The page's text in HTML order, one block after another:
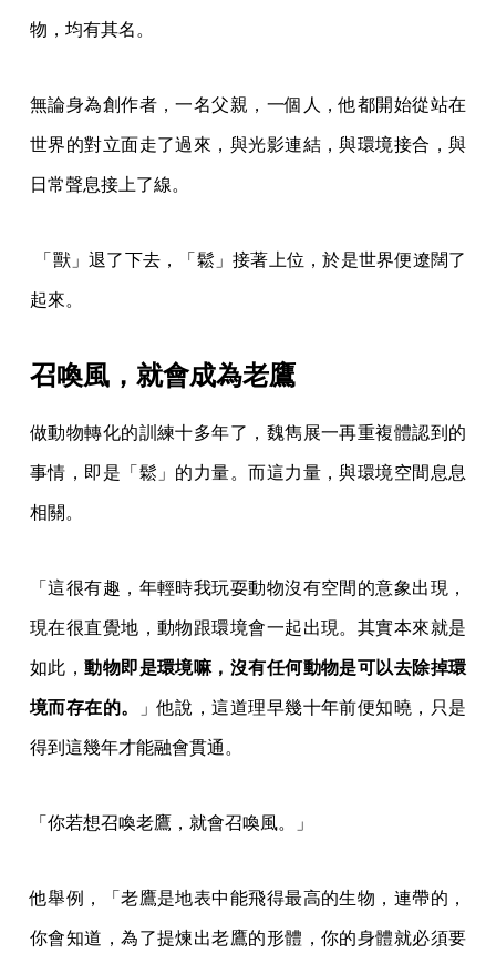
物，均有其名。
無論身為創作者，一名父親，一個人，他都開始從站在
世界的對立面走了過來，與光影連結，與環境接合，與
日常聲息接上了線。
「獸」退了下去，「鬆」接著上位，於是世界便遼闊了
起來。
召喚風，就會成為老鷹
做動物轉化的訓練十多年了，魏雋展一再重複體認到的
事情，即是「鬆」的力量。而這力量，與環境空間息息
相關。
「這很有趣，年輕時我玩耍動物沒有空間的意象出現，
現在很直覺地，動物跟環境會一起出現。其實本來就是
如此，動物即是環境嘛，沒有任何動物是可以去除掉環
境而存在的。 」他說，這道理早幾十年前便知曉，只是
得到這幾年才能融會貫通。
「你若想召喚老鷹，就會召喚風。」
他舉例，「老鷹是地表中能飛得最高的生物，連帶的，
你會知道，為了提煉出老鷹的形體，你的身體就必須要